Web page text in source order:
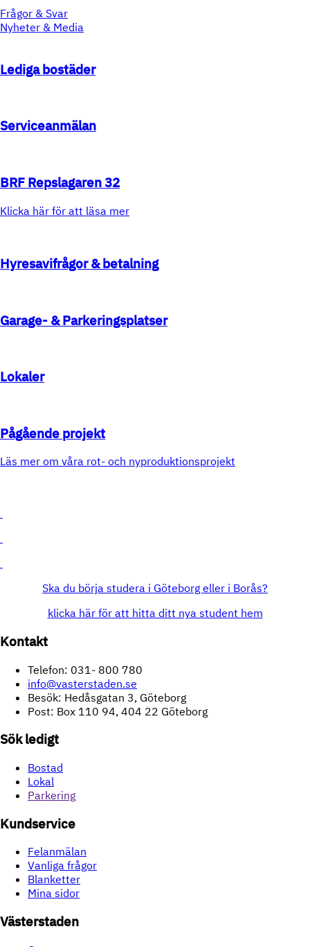
Frågor & Svar
Nyheter & Media
Lediga bostäder
Serviceanmälan
BRF Repslagaren 32
Klicka här för att läsa mer
Hyresavifrågor & betalning
Garage- & Parkeringsplatser
Lokaler
Pågående projekt
Läs mer om våra rot- och nyproduktionsprojekt
Ska du börja studera i Göteborg eller i Borås?
klicka här för att hitta ditt nya student hem
Kontakt
Telefon: 031- 800 780
info@vasterstaden.se
Besök: Hedåsgatan 3, Göteborg
Post: Box 110 94, 404 22 Göteborg
Sök ledigt
Bostad
Lokal
Parkering
Kundservice
Felanmälan
Vanliga frågor
Blanketter
Mina sidor
Västerstaden